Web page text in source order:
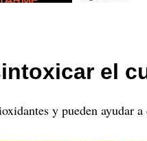
el
y pueden ayudar